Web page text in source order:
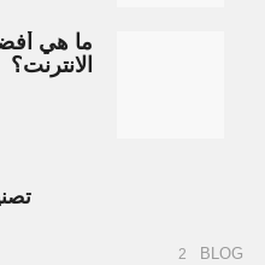
ما هي
الانترنت؟
BLOG
2